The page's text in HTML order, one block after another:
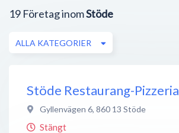
19 Företag inomStöde
ALLA KATEGORIER
Stöde Restaurang-Pizzeria
Gyllenvägen 6, 860 13 Stöde
Stängt